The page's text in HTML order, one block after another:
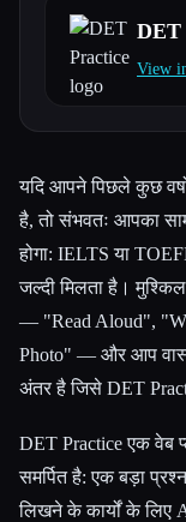
सभी श्रेणियाँ
हमारे बारे में
DET
View
यदि आपने पिछले कुछ
है, तो संभवतः आपका
होगा: IELTS या
जल्दी मिलता है।
— "Read Aloud",
Photo" — और आप
अंतर है जिसे DET
DET Practice एक वेब
समर्पित है: एक बड़ा
लिखने के कार्यों के लिए